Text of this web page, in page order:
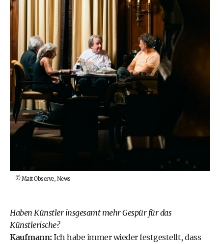
©Matt Observe, News
Haben Künstler insgesamt mehr Gespür für das
Künstlerische?
Kaufmann: Ich habe immer wieder festgestellt, dass